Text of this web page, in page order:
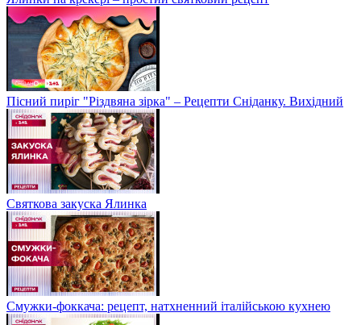
Пісний пиріг "Різдвяна зірка" – Рецепти Сніданку. Вихідний
Святкова закуска Ялинка
Смужки-фоккача: рецепт, натхненний італійською кухнею